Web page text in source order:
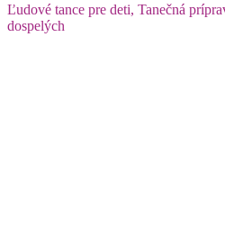
Ľudové tance pre deti, Tanečná
dospelých